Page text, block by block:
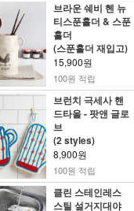
브라운 쉐비 헨 뉴
티스푼홀더 & 스푼
홀더
(스푼홀더 재입고)
15,900원
100원 적립
브런치 극세사 핸
드타올 - 팟앤 글로
브
(2 styles)
8,900원
100원 적립
클린 스테인레스
스틸 설거지대야